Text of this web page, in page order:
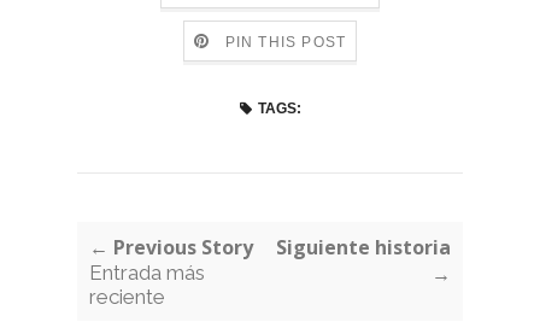
PIN THIS POST
TAGS:
← Previous Story
Entrada más
reciente
Siguiente historia
→